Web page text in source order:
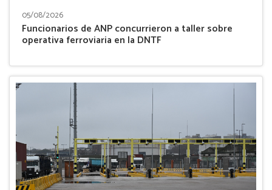
05/08/2026
Funcionarios de ANP concurrieron a taller sobre
operativa ferroviaria en la DNTF